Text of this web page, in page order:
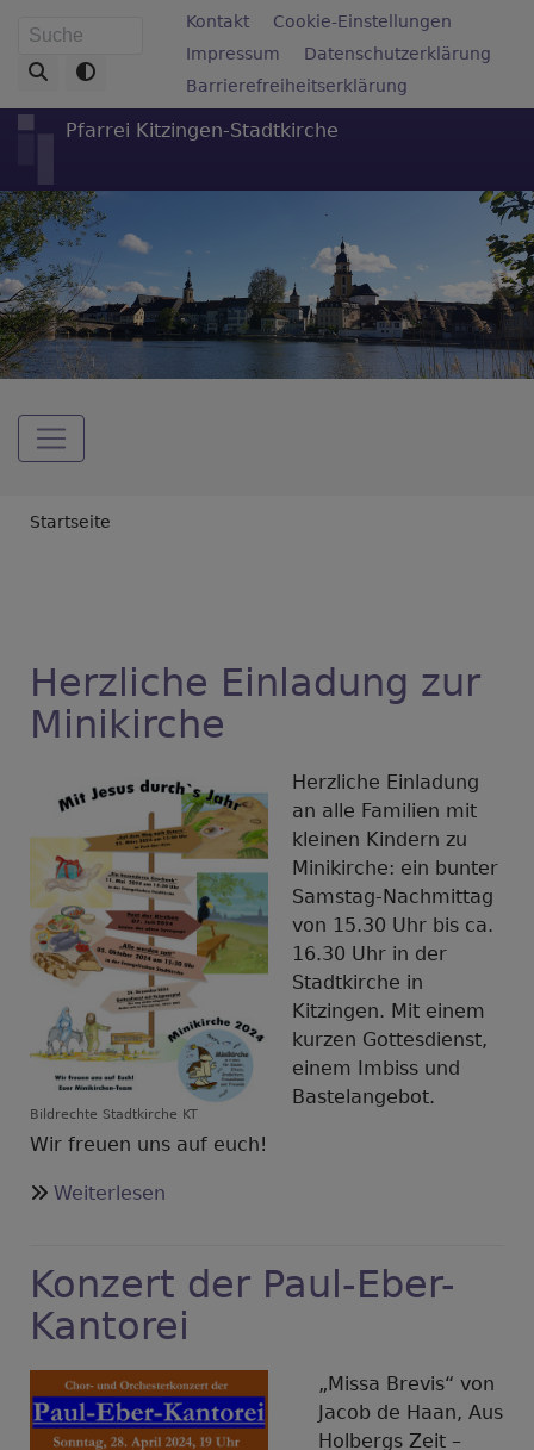
zum
Inhalt
Suche Fußbereichsmenü
Kontakt
Cookie-Einstellungen
Impressum
Datenschutzerklärung
Barrierefreiheitserklärung
Pfarrei Kitzingen-Stadtkirche
Hauptnavigation
Breadcrumb
Startseite
Herzliche Einladung zur
Minikirche
Bildrechte Stadtkirche KT
Herzliche Einladung
an alle Familien mit
kleinen Kindern zu
Minikirche: ein bunter
Samstag-Nachmittag
von 15.30 Uhr bis ca.
16.30 Uhr in der
Stadtkirche in
Kitzingen. Mit einem
kurzen Gottesdienst,
einem Imbiss und
Bastelangebot.
Wir freuen uns auf euch!
Weiterlesen
zur
Minikirche
Konzert der Paul-Eber-
Kantorei
„Missa Brevis“ von
Jacob de Haan, Aus
Holbergs Zeit –